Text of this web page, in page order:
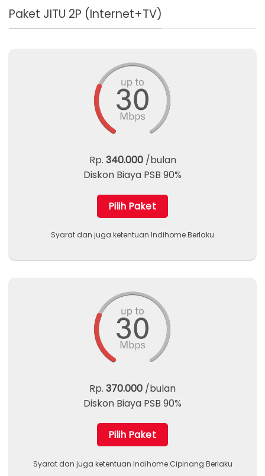
Paket JITU 2P (Internet+TV)
Rp. 340.000/bulan
Diskon Biaya PSB 90%
Pilih Paket
Syarat dan juga ketentuan Indihome Berlaku
Rp. 370.000 /bulan
Diskon Biaya PSB 90%
Pilih Paket
Syarat dan juga ketentuan Indihome Cipinang Berlaku